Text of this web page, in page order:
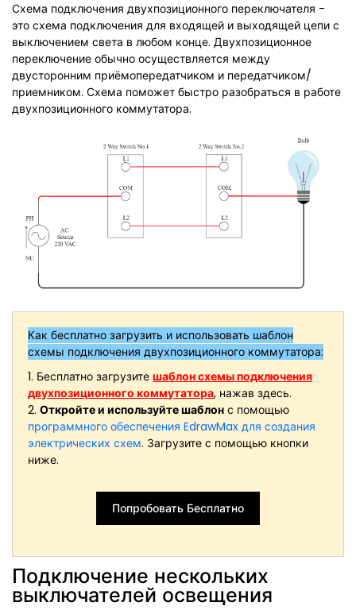
Схема подключения двухпозиционного переключателя -
это схема подключения для входящей и выходящей цепи с
выключением света в любом конце. Двухпозиционное
переключение обычно осуществляется между
двусторонним приёмопередатчиком и передатчиком/
приемником. Схема поможет быстро разобраться в работе
двухпозиционного коммутатора.
Как бесплатно загрузить и использовать шаблон
схемы подключения двухпозиционного коммутатора:
1. Бесплатно загрузитешаблон схемы подключения
двухпозиционного коммутатора, нажав здесь.
2.Откройте и используйте шаблон с помощью
программного обеспечения EdrawMax для создания
электрических схем. Загрузите с помощью кнопки
ниже.
Попробовать Бесплатно
Подключение нескольких
выключателей освещения